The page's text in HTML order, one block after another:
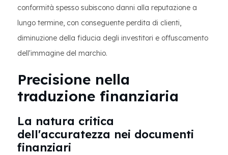
conformità spesso subiscono danni alla reputazione a
lungo termine, con conseguente perdita di clienti,
diminuzione della fiducia degli investitori e offuscamento
dell'immagine del marchio.
Precisione nella
traduzione finanziaria
La natura critica
dell'accuratezza nei documenti
finanziari